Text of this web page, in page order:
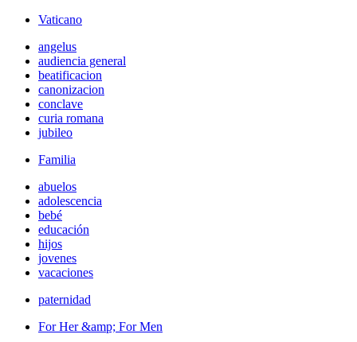
Vaticano
angelus
audiencia general
beatificacion
canonizacion
conclave
curia romana
jubileo
Familia
abuelos
adolescencia
bebé
educación
hijos
jovenes
vacaciones
paternidad
For Her &amp; For Men